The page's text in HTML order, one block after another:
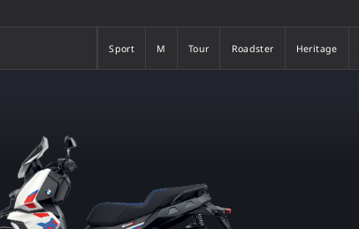
Heritage
Roadster
Tour
M
Sport